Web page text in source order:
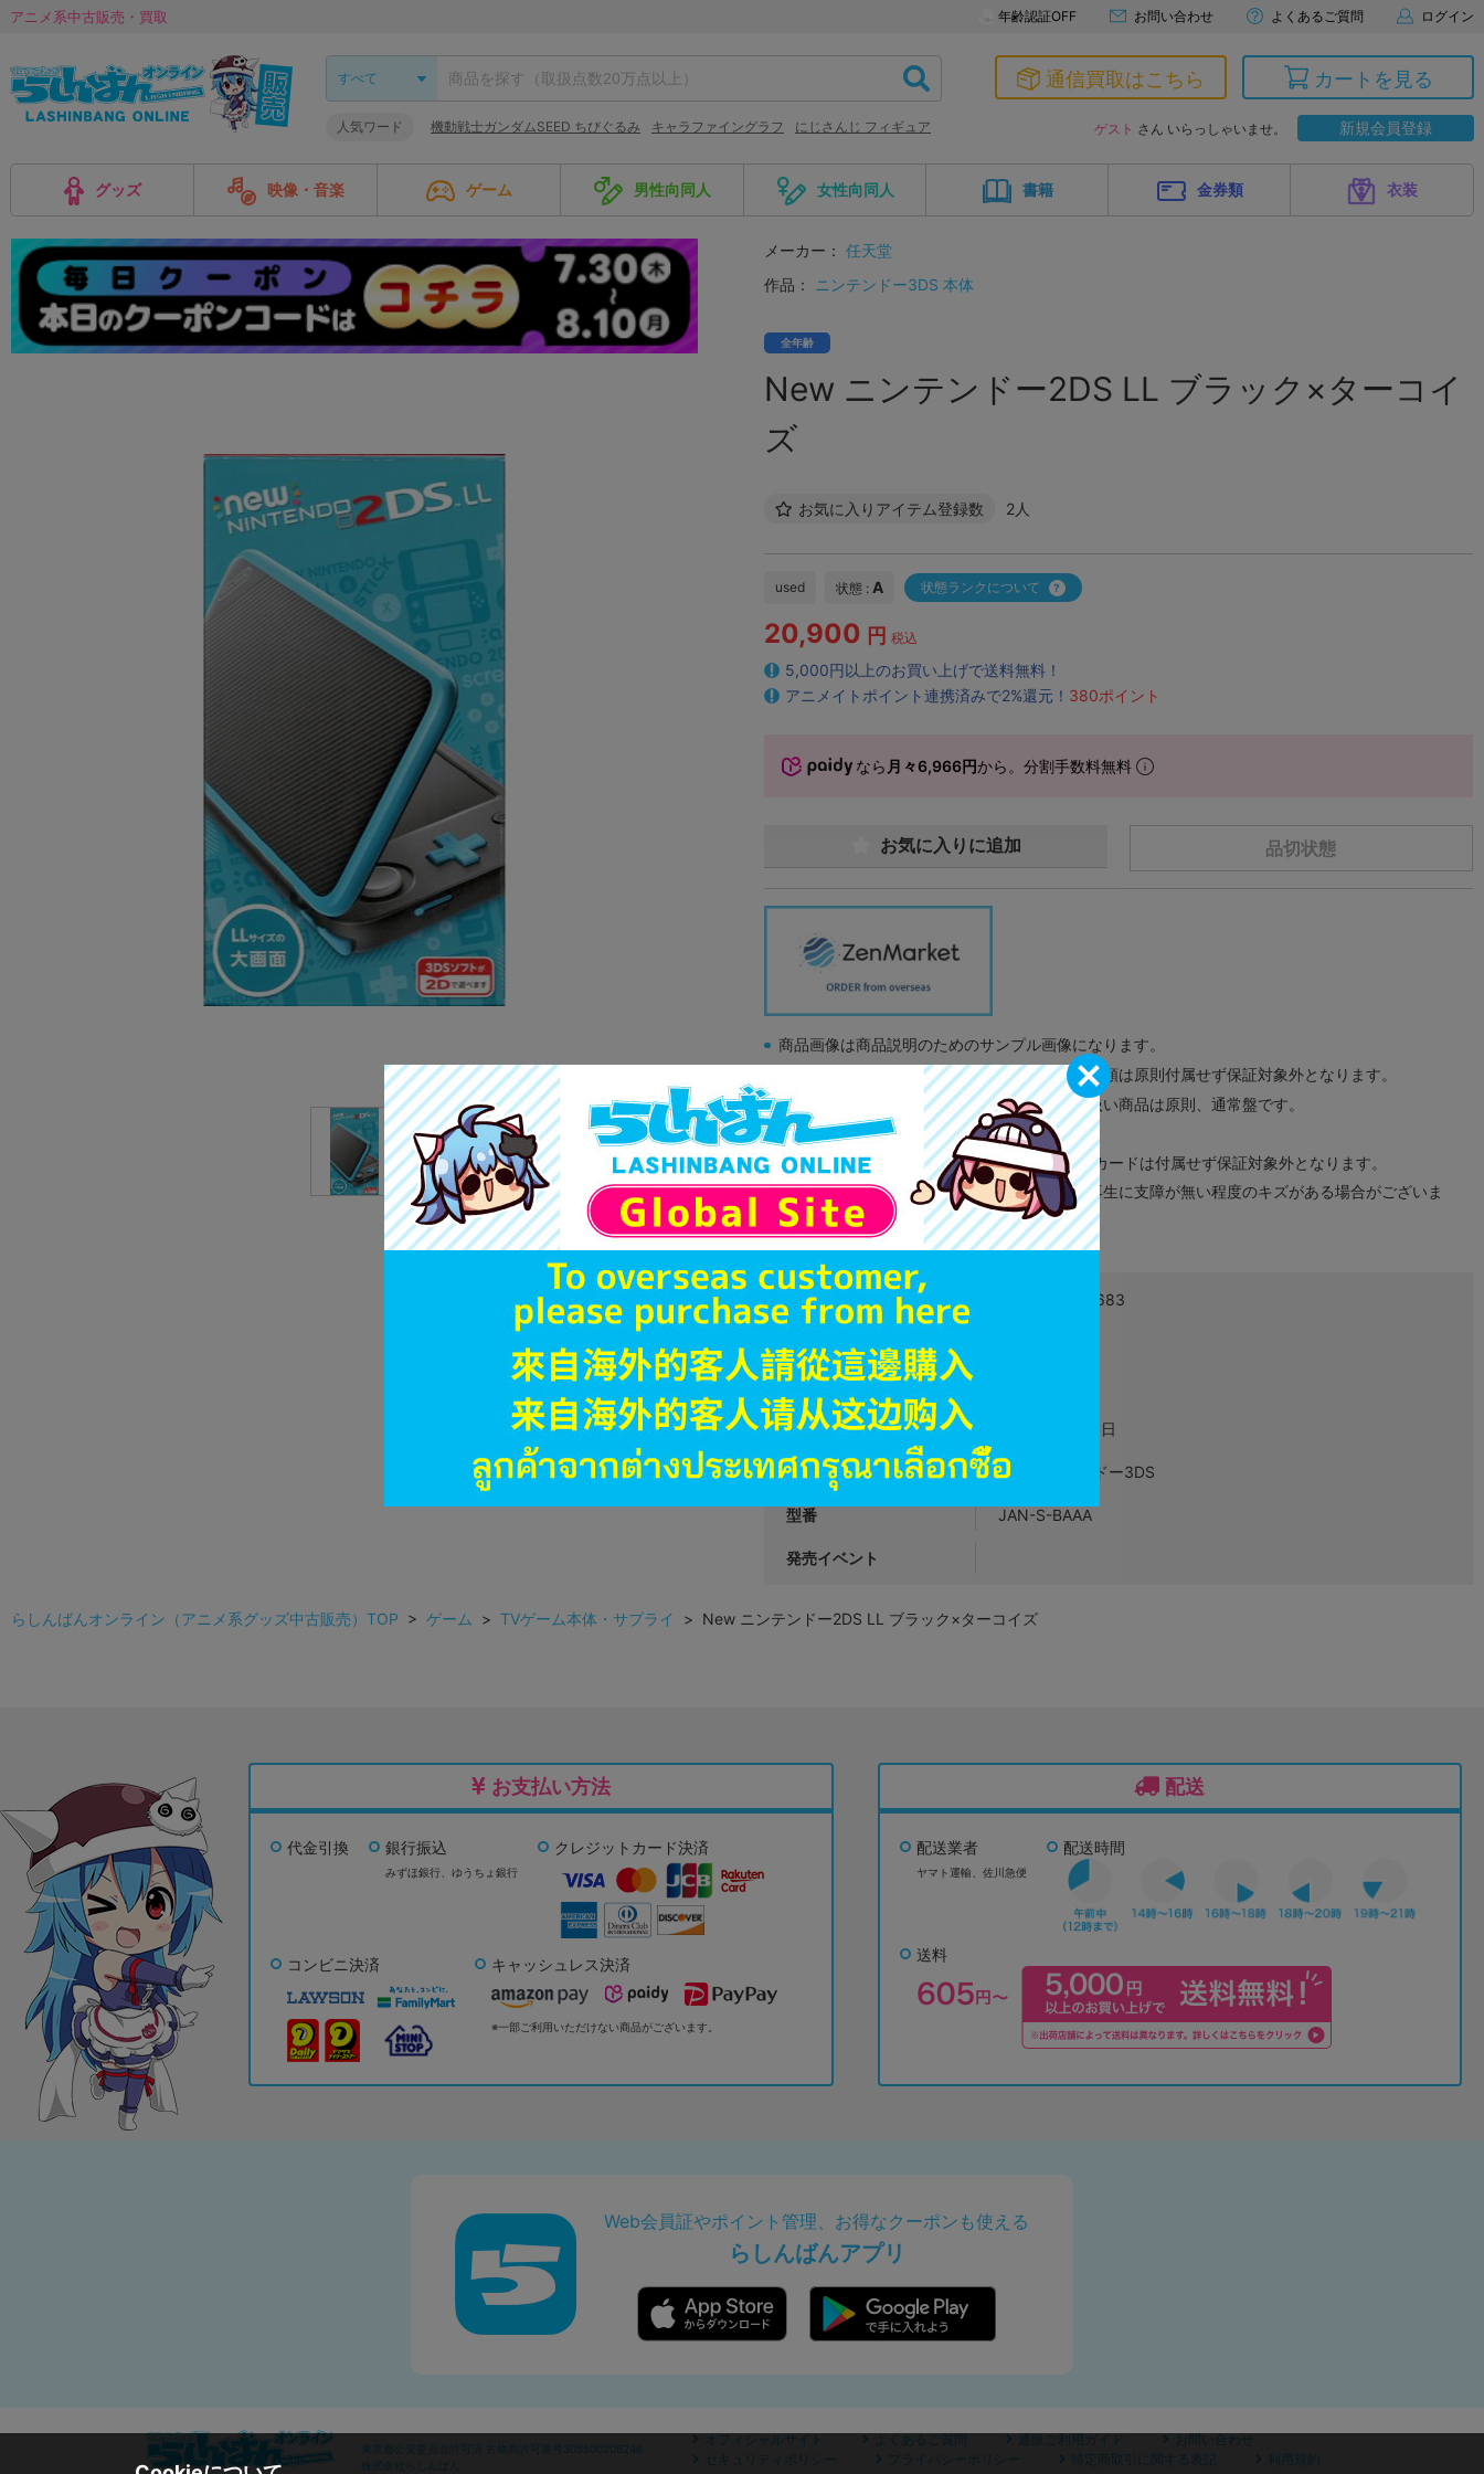
アニメ系中古販売・買取 年齢認証OFF お問い合わせ よくあるご質問 ログイン
人気ワード 機動戦士ガンダムSEED ちびぐるみ キャラファイングラフ にじさんじ フィギュア
通信買取はこちら カートを見る
ゲスト さん いらっしゃいませ。 新規会員登録
グッズ 映像・音楽 ゲーム 男性向同人 女性向同人 書籍 金券類 衣装
メーカー： 任天堂
作品：
ニンテンドー3DS 本体
全年齢
New ニンテンドー2DS LL ブラック×ターコイ
ズ
お気に入りアイテム登録数 2人
used 状態 : A 状態ランクについて
20,900 円 税込
5,000円以上のお買い上げで送料無料！
アニメイトポイント連携済みで2%還元！ 380ポイント
なら 月々6,966円から。分割手数料無料
品切状態
お気に入りに追加
商品画像は商品説明のためのサンプル画像になります。
販促物、書籍の帯やぬいぐるみのタグ、コード類は原則付属せず保証対象外となります。
商品名や備考欄に特別な記載が無い限り取り扱い商品は原則、通常盤です。
「電池」は原則として保証対象外となります。
ゲーム機本体には、SDカードなどのメモリーカードは付属せず保証対象外となります。
ディスク類の読み取り面のキズに関しまして再生に支障が無い程度のキズがある場合がございま
す。
※詳細につきましてはコチラ
JANコード 4902370536683
商品カテゴリ
発売日 2017年07月13日
ハード Newニンテンドー3DS
型番 JAN-S-BAAA
発売イベント
らしんばんオンライン（アニメ系グッズ中古販売）TOP > ゲーム > TVゲーム本体・サプライ > New ニンテンドー2DS LL ブラック×ターコイズ
お支払い方法
代金引換 銀行振込
みずほ銀行、 ゆうちょ銀行
クレジットカード決済
コンビニ決済 キャッシュレス決済
※一部ご利用いただけない商品がございます。
配送
配送業者
ヤマト運輸、佐川急便
配送時間
送料
Web会員証やポイント管理、お得なクーポンも使える
らしんばんアプリ
東京都公安委員会許可済 古物商許可番号305500206246
オフィシャルサイト よくあるご質問 通販ご利用ガイド
お問い合わせ
セキュリティポリシー
プライバシーポリシー 特定商取引に関する表記 利用規約